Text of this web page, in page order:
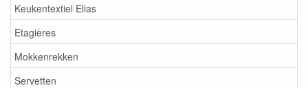
Keukentextiel Elias
Etagières
Mokkenrekken
Servetten